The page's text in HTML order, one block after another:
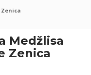
Medžlisa
Zenica